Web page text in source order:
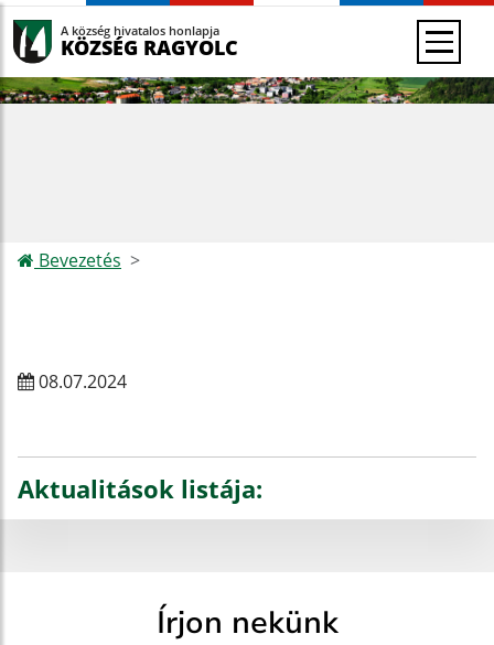
A község hivatalos honlapja
KÖZSÉG RAGYOLC
Bevezetés
08.07.2024
Aktualitások listája:
Írjon nekünk